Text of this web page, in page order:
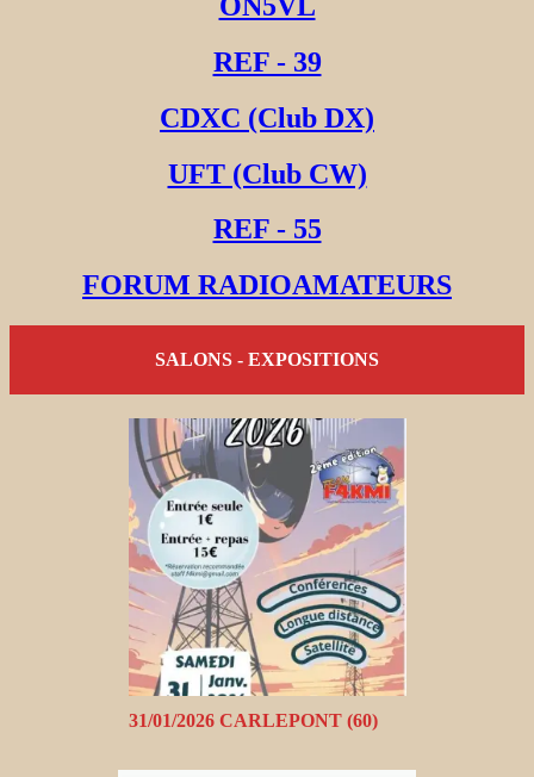
REF - 39
CDXC (Club DX)
UFT (Club CW)
REF - 55
FORUM RADIOAMATEURS
SALONS - EXPOSITIONS
31/01/2026 CARLEPONT (60)